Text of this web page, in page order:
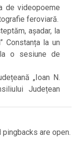
de videopoeme
feroviară.
așadar, la
Constanța la un
o sesiune de
„Ioan N.
Județean
pingbacks are open.